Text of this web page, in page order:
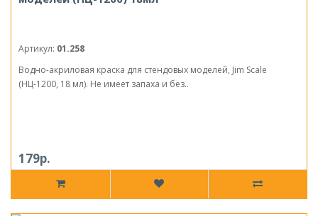
Артикул: 01.258
Водно-акриловая краска для стендовых моделей, Jim Scale
(НЦ-1200, 18 мл). Не имеет запаха и без..
179р.